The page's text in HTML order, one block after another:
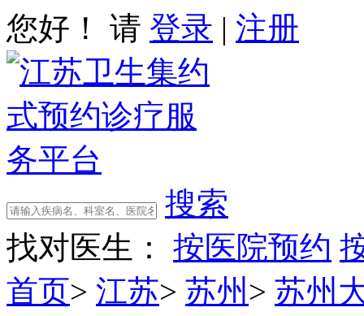
您好！ 请 登录 | 注册
搜索
找对医生：
按医院预约
首页> 江苏> 苏州 > 苏州